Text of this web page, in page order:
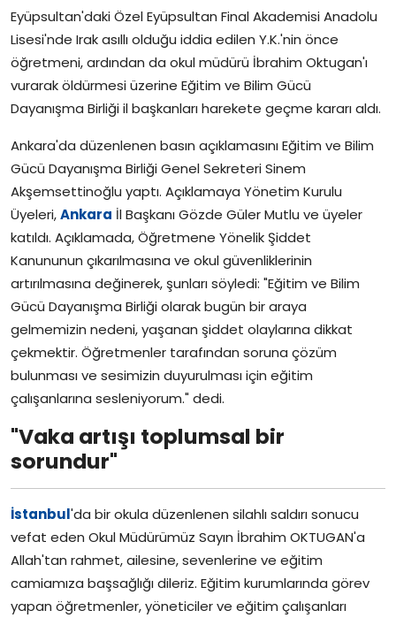
Eyüpsultan'daki Özel Eyüpsultan Final Akademisi Anadolu
Lisesi'nde Irak asıllı olduğu iddia edilen Y.K.'nin önce
öğretmeni, ardından da okul müdürü İbrahim Oktugan'ı
vurarak öldürmesi üzerine Eğitim ve Bilim Gücü
Dayanışma Birliği il başkanları harekete geçme kararı aldı.
Ankara'da düzenlenen basın açıklamasını Eğitim ve Bilim
Gücü Dayanışma Birliği Genel Sekreteri Sinem
Akşemsettinoğlu yaptı. Açıklamaya Yönetim Kurulu
Üyeleri,Ankara İl Başkanı Gözde Güler Mutlu ve üyeler
katıldı. Açıklamada, Öğretmene Yönelik Şiddet
Kanununun çıkarılmasına ve okul güvenliklerinin
artırılmasına değinerek, şunları söyledi: "Eğitim ve Bilim
Gücü Dayanışma Birliği olarak bugün bir araya
gelmemizin nedeni, yaşanan şiddet olaylarına dikkat
çekmektir. Öğretmenler tarafından soruna çözüm
bulunması ve sesimizin duyurulması için eğitim
çalışanlarına sesleniyorum." dedi.
"Vaka artışı toplumsal bir
sorundur"
İstanbul'da bir okula düzenlenen silahlı saldırı sonucu
vefat eden Okul Müdürümüz Sayın İbrahim OKTUGAN'a
Allah'tan rahmet, ailesine, sevenlerine ve eğitim
camiamıza başsağlığı dileriz. Eğitim kurumlarında görev
yapan öğretmenler, yöneticiler ve eğitim çalışanları